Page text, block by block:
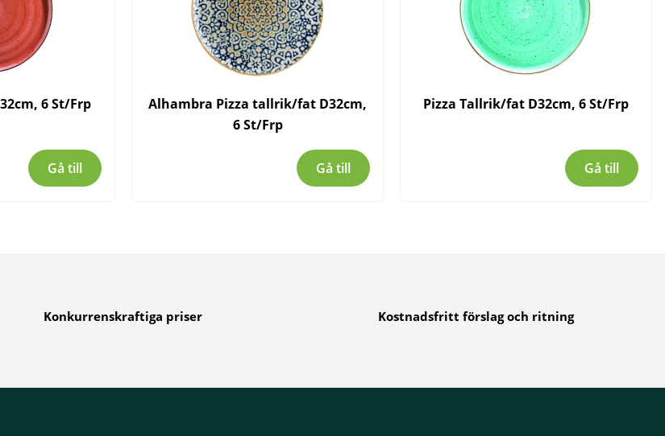
6 St/Frp
Gå till
Alhambra Pizza tallrik/fat D32cm,
6 St/Frp
Gå till
Pizza Tallrik/fat D32cm, 6 St/Frp
Gå till
Konkurrenskraftiga priser Kostnadsfritt förslag och ritning